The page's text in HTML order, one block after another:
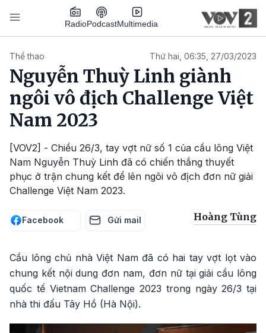
Nhảy đến nội dung
RadioPodcastMultimedia
Thể thao Thứ hai, 06:35, 27/03/2023
Nguyễn Thuỳ Linh giành
ngôi vô địch Challenge Việt
Nam 2023
[VOV2] - Chiều 26/3, tay vợt nữ số 1 của cầu lông Việt
Nam Nguyễn Thuỳ Linh đã có chiến thắng thuyết
phục ở trận chung kết để lên ngôi vô địch đơn nữ giải
Challenge Việt Nam 2023.
Facebook Gửi mail Hoàng Tùng
Cầu lông chủ nhà Việt Nam đã có hai tay vợt lọt vào
chung kết nội dung đơn nam, đơn nữ tại giải cầu lông
quốc tế Vietnam Challenge 2023 trong ngày 26/3 tại
nhà thi đấu Tây Hồ (Hà Nội).